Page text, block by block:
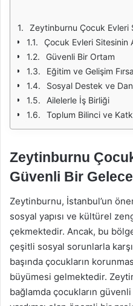
Zeytinburnu Çocuk Evleri
Çocuk Evleri Sitesinin
Güvenli Bir Ortam
Eğitim ve Gelişim
Sosyal Destek ve
Ailelerle İş Birliği
Toplum Bilinci ve
Zeytinburnu
Güvenli Bir
Zeytinburnu, İstanbul’un
sosyal yapısı ve kültürel
çekmektedir. Ancak, bu
çeşitli sosyal sorunlarla karşı
başında çocukların
büyümesi gelmektedir.
bağlamda çocukların